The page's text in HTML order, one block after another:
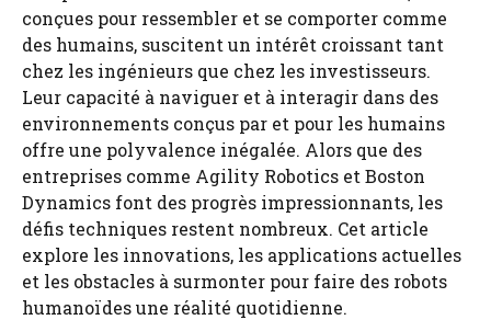
conçues pour ressembler et se comporter comme
des humains, suscitent un intérêt croissant tant
chez les ingénieurs que chez les investisseurs.
Leur capacité à naviguer et à interagir dans des
environnements conçus par et pour les humains
offre une polyvalence inégalée. Alors que des
entreprises comme Agility Robotics et Boston
Dynamics font des progrès impressionnants, les
défis techniques restent nombreux. Cet article
explore les innovations, les applications actuelles
et les obstacles à surmonter pour faire des robots
humanoïdes une réalité quotidienne.